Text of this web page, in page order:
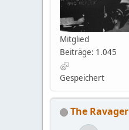
Mitglied
Beiträge: 1.045
Gespeichert
The Ravager